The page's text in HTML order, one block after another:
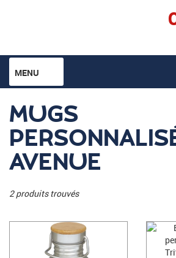
MENU
MUGS
AVENUE
2 produits trouvés